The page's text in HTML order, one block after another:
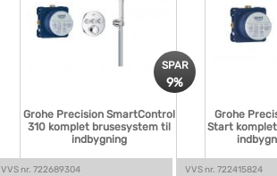
SPAR
9%
Grohe Precision SmartControl
310 komplet brusesystem til
indbygning
VVS nr. 722689304
Grohe
Start
VVS nr. 722415824